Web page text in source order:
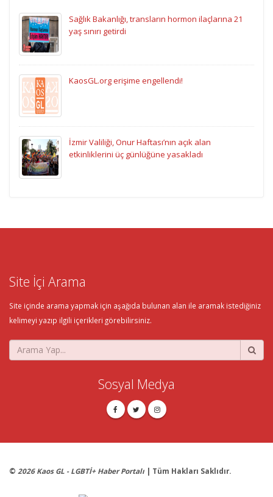
Sağlık Bakanlığı, transların hormon ilaçlarına 21
yaş sınırı getirdi
KaosGL.org erişime engellendi!
İzmir Valiliği, Onur Haftası’nın açık alan
etkinliklerini üç günlüğüne yasakladı
Site İçi Arama
Site içinde arama yapmak için aşağıda bulunan alan ile aramak istediğiniz
kelimeyi yazıp ilgili içerikleri görebilirsiniz.
Sosyal Medya
© 2026 Kaos GL - LGBTİ+ Haber Portalı | Tüm Hakları Saklıdır.